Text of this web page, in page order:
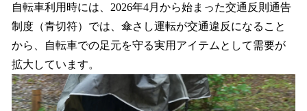
自転車利用時には、2026年4月から始まった交通反則通告
制度（青切符）では、傘さし運転が交通違反になること
から、自転車での足元を守る実用アイテムとして需要が
拡大しています。